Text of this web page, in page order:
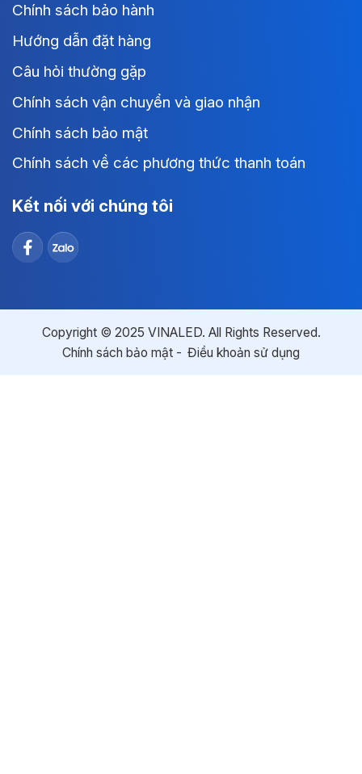
Chính sách bảo hành
Hướng dẫn đặt hàng
Câu hỏi thường gặp
Chính sách vận chuyển và giao nhận
Chính sách bảo mật
Chính sách về các phương thức thanh toán
Kết nối với chúng tôi
Copyright © 2025 VINALED. All Rights Reserved.
Chính sách bảo mật
Điều khoản sử dụng